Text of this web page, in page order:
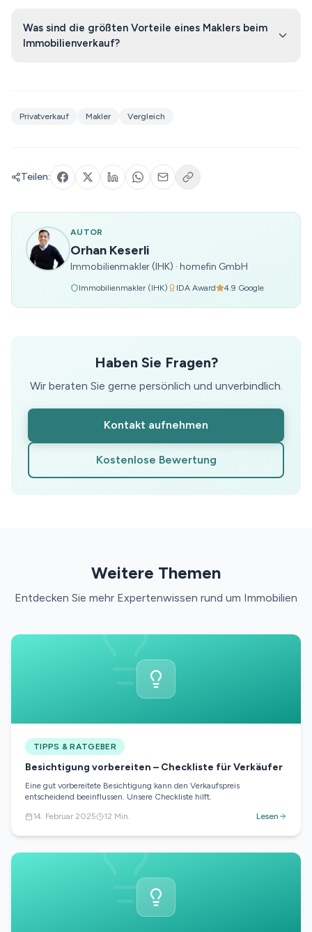
Was sind die größten Vorteile eines Maklers beim
Immobilienverkauf?
Privatverkauf Makler Vergleich
Teilen:
AUTOR
Orhan Keserli
Immobilienmakler (IHK) · homefin GmbH
Immobilienmakler (IHK) IDA Award 4.9 Google
Haben Sie Fragen?
Wir beraten Sie gerne persönlich und unverbindlich.
Kontakt aufnehmen
Kostenlose Bewertung
Weitere Themen
Entdecken Sie mehr Expertenwissen rund um Immobilien
TIPPS & RATGEBER
Besichtigung vorbereiten – Checkliste für Verkäufer
Eine gut vorbereitete Besichtigung kann den Verkaufspreis
entscheidend beeinflussen. Unsere Checkliste hilft.
14. Februar 2025
12 Min. Lesen